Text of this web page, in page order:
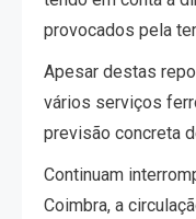
provocados pela
Apesar destas
vários serviços
previsão concreta
Continuam
Coimbra, a